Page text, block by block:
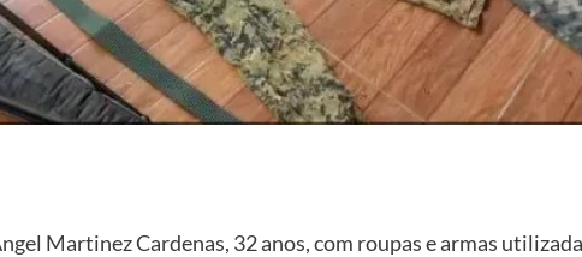
Martinez Cardenas, 32 anos, com roupas e armas